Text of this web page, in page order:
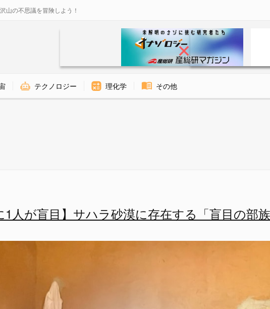
山の不思議を冒険しよう！
テクノロジー 理化学 その他
1人が盲目】サハラ砂漠に存在する「盲目の部族